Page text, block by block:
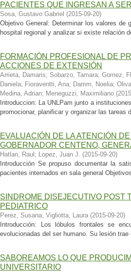
PACIENTES QUE INGRESAN A
Sosa, Gustavo Gabriel (2015-09-20)
Objetivo General: Determinar los valores de
hospital regional y analizar si existe relación
FORMACIÓN PROFESIONAL DE
ACCIONES DE EXTENSIÓN
Arrieta, Damaris; Sobarzo, Tamara; Gomez,
Daniela; Fioraventti, Ana; Damm, Noelia;
Medina, Adrian; Meneguzzi, Maximiliano (
Introduccion: La UNLPam junto a
promocionar, planificar y organizar las
EVALUACIÓN DE LA ATENCIÓN
GOBERNADOR CENTENO,
Hatlan, Raul ; Lopez, Juan J. (2015-09-20)
Introducción Se propuso documentar la
pacientes internados en sala general
SINDROME DISEJECUTIVO POST
PEDIATRICO
Perez, Susana; Vigliotta, Laura (2015-09-20)
Introducción: Los lóbulos frontales se
evolucionadas del ser humano. Su lesión
SABOREAMOS LO QUE
UNIVERSITARIO